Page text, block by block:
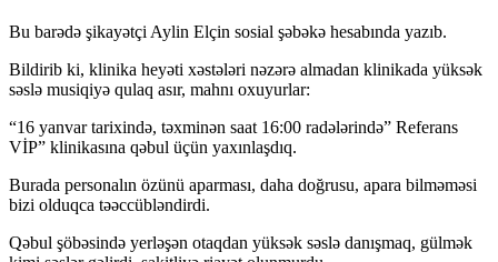
Bu barədə şikayətçi Aylin Elçin sosial şəbəkə hesabında yazıb.
Bildirib ki, klinika heyəti xəstələri nəzərə almadan klinikada yüksək
səslə musiqiyə qulaq asır, mahnı oxuyurlar:
“16 yanvar tarixində, təxminən saat 16:00 radələrində” Referans
VİP” klinikasına qəbul üçün yaxınlaşdıq.
Burada personalın özünü aparması, daha doğrusu, apara bilməməsi
bizi olduqca təəccübləndirdi.
Qəbul şöbəsində yerləşən otaqdan yüksək səslə danışmaq, gülmək